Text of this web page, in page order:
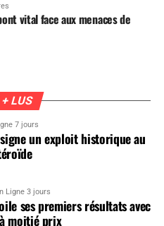
vital face aux menaces de
+ LUS
7 jours
un exploit historique au
Ligne 3 jours
ses premiers résultats avec
moitié prix